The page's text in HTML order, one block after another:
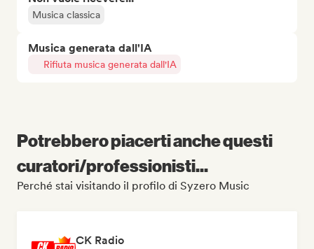
Musica classica
Musica generata dall'IA
Rifiuta musica generata dall'IA
Potrebbero piacerti anche questi
curatori/professionisti...
Perché stai visitando il profilo di Syzero Music
CK Radio